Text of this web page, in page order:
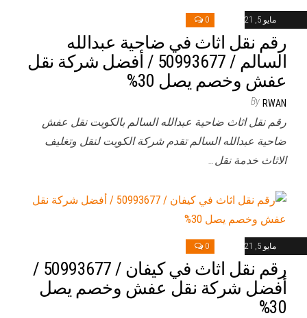
مايو 5, 2021 0
رقم نقل اثاث في ضاحية عبدالله
السالم / 50993677 / أفضل شركة نقل
عفش وخصم يصل 30%
By RWAN
رقم نقل اثاث ضاحية عبدالله السالم بالكويت نقل عفش
ضاحية عبدالله السالم تقدم شركة الكويت لنقل وتغليف
الاثاث خدمة نقل…
مايو 5, 2021 0
رقم نقل اثاث في كيفان / 50993677 /
أفضل شركة نقل عفش وخصم يصل
30%